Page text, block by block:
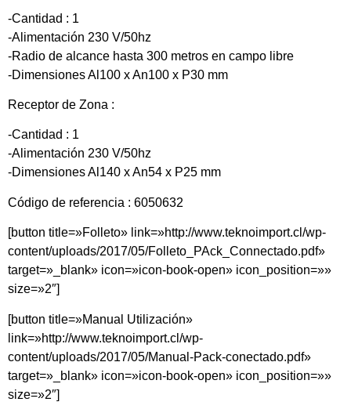
-Cantidad : 1
-Alimentación 230 V/50hz
-Radio de alcance hasta 300 metros en campo libre
-Dimensiones Al100 x An100 x P30 mm
Receptor de Zona :
-Cantidad : 1
-Alimentación 230 V/50hz
-Dimensiones Al140 x An54 x P25 mm
Código de referencia : 6050632
[button title=»Folleto» link=»http://www.teknoimport.cl/wp-
content/uploads/2017/05/Folleto_PAck_Connectado.pdf»
target=»_blank» icon=»icon-book-open» icon_position=»»
size=»2″]
[button title=»Manual Utilización»
link=»http://www.teknoimport.cl/wp-
content/uploads/2017/05/Manual-Pack-conectado.pdf»
target=»_blank» icon=»icon-book-open» icon_position=»»
size=»2″]